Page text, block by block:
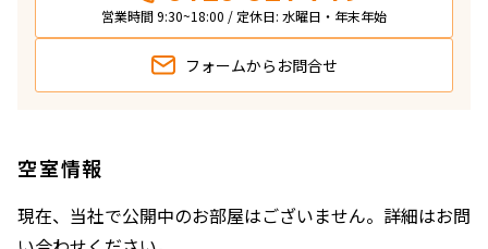
営業時間 9:30~18:00 / 定休日: 水曜日・年末年始
フォームから お問合せ
空室情報
現在、当社で公開中のお部屋はございません。詳細はお問